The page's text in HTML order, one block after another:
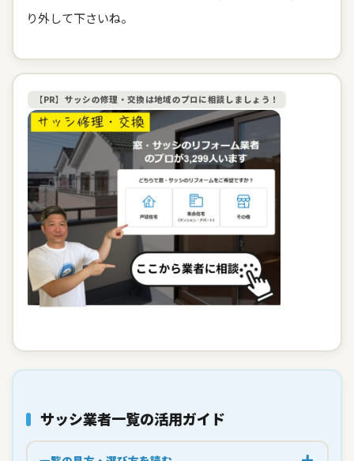
り外して下さいね。
【PR】サッシの修理・交換は地域のプロに相談しましょう！
サッシ業者一覧の活用ガイド